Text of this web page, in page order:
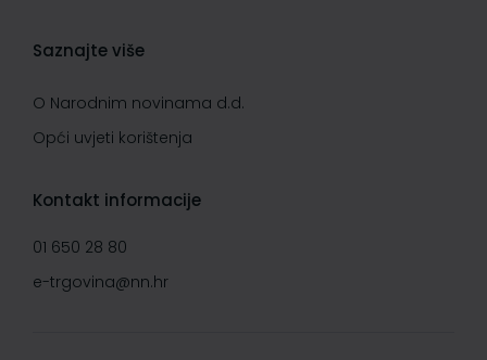
Saznajte više
O Narodnim novinama d.d.
Opći uvjeti korištenja
Kontakt informacije
01 650 28 80
e-trgovina@nn.hr